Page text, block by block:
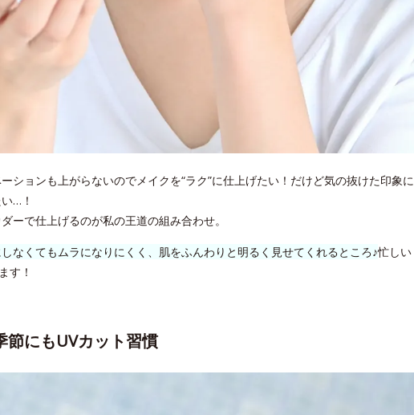
ションも上がらないのでメイクを“ラク”に仕上げたい！だけど気の抜けた印象に
…！
で仕上げるのが私の王道の組み合わせ。
なくてもムラになりにくく、肌をふんわりと明るく見せてくれるところ♪忙しい
す！
節にもUVカット習慣